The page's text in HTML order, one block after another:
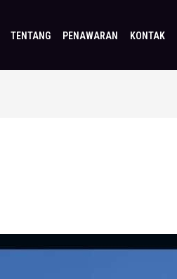
TENTANG PENAWARAN KONTAK